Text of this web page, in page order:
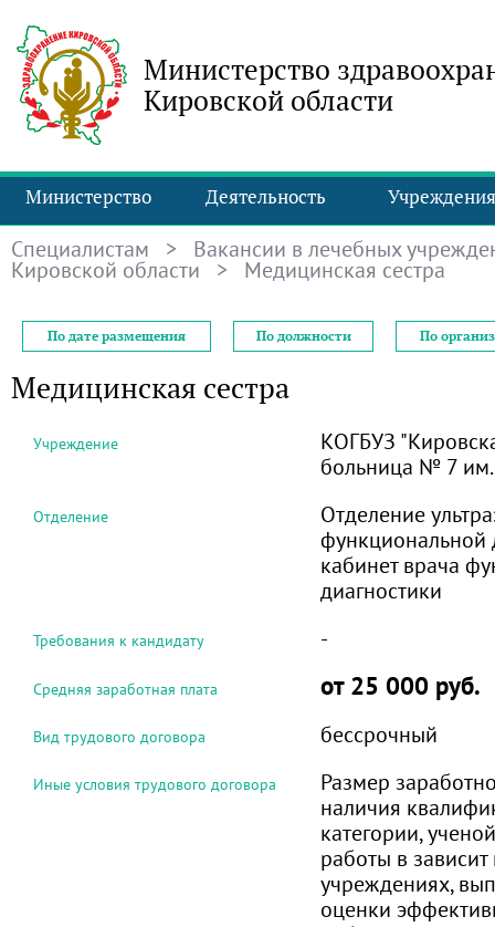
Министерство
Кировской области
Министерство Деятельность Учреждения
Специалистам > Вакансии в лечебных
Кировской области > Медицинская сестра
По дате размещения По должности По
Медицинская сестра
Учреждение
КОГБУЗ
больница № 7
Отделение
Отделение
функциональной
кабинет врача
диагностики
Требования к кандидату -
Средняя заработная плата от 25 000 руб.
Вид трудового договора бессрочный
Иные условия трудового договора
Размер
наличия
категории,
работы в
учреждениях,
оценки